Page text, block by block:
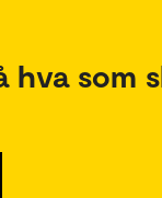
hva som